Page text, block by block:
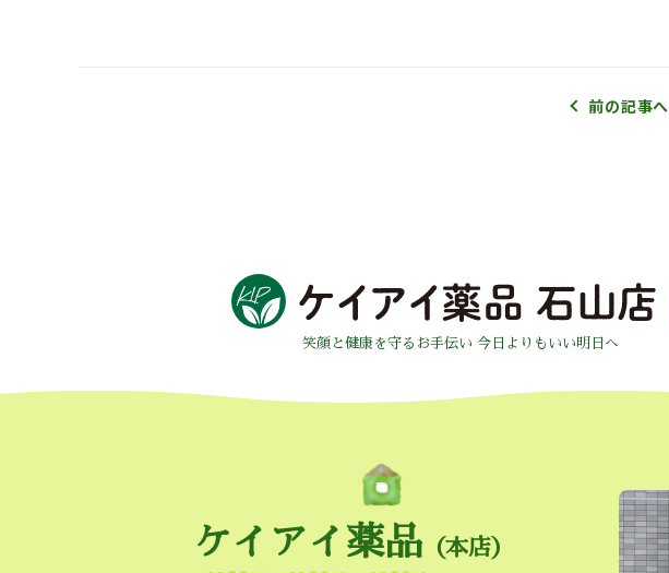
前の記事へ
笑顔と健康を守るお手伝い 今日よりもいい明日へ
ケイアイ薬品 （本店）